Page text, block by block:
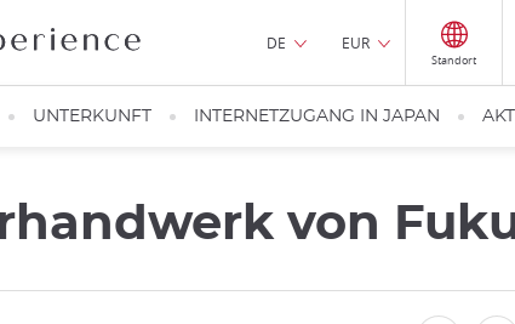
DE EUR
Standort
UNTERKUNFT INTERNETZUGANG IN JAPAN
von